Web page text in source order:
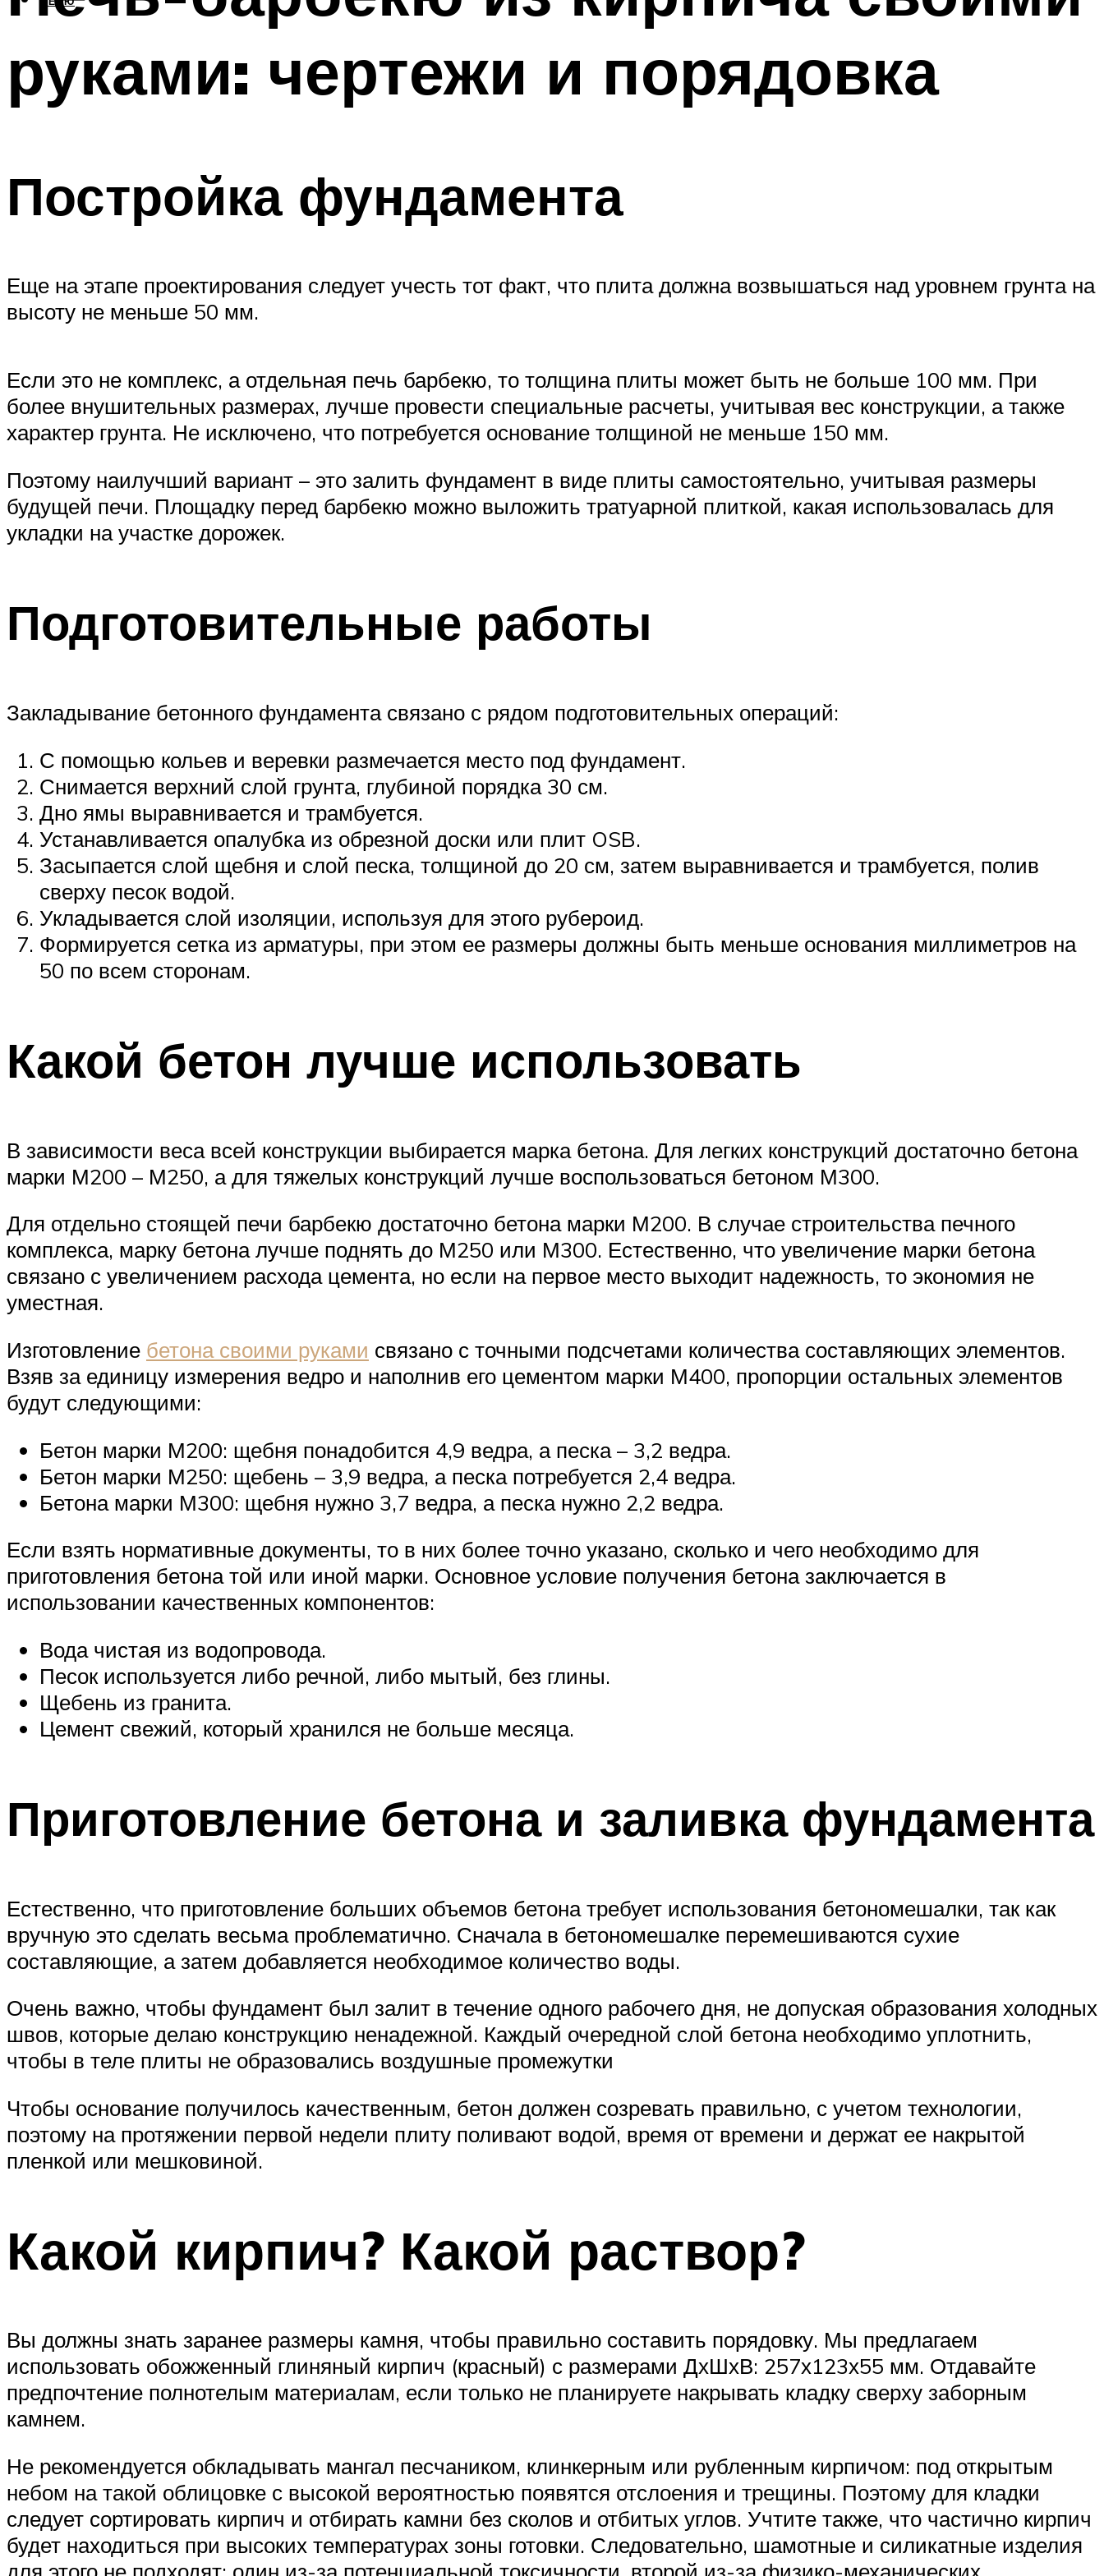
руками: чертежи и порядовка
Постройка фундамента
Еще на этапе проектирования следует учесть тот факт, что плита должна возвышаться над уровнем грунта на
высоту не меньше 50 мм.
Если это не комплекс, а отдельная печь барбекю, то толщина плиты может быть не больше 100 мм. При
более внушительных размерах, лучше провести специальные расчеты, учитывая вес конструкции, а также
характер грунта. Не исключено, что потребуется основание толщиной не меньше 150 мм.
Поэтому наилучший вариант – это залить фундамент в виде плиты самостоятельно, учитывая размеры
будущей печи. Площадку перед барбекю можно выложить тратуарной плиткой, какая использовалась для
укладки на участке дорожек.
Подготовительные работы
Закладывание бетонного фундамента связано с рядом подготовительных операций:
С помощью кольев и веревки размечается место под фундамент.
Снимается верхний слой грунта, глубиной порядка 30 см.
Дно ямы выравнивается и трамбуется.
Устанавливается опалубка из обрезной доски или плит OSB.
Засыпается слой щебня и слой песка, толщиной до 20 см, затем выравнивается и трамбуется, полив
сверху песок водой.
Укладывается слой изоляции, используя для этого рубероид.
Формируется сетка из арматуры, при этом ее размеры должны быть меньше основания миллиметров на
50 по всем сторонам.
Какой бетон лучше использовать
В зависимости веса всей конструкции выбирается марка бетона. Для легких конструкций достаточно бетона
марки М200 – М250, а для тяжелых конструкций лучше воспользоваться бетоном М300.
Для отдельно стоящей печи барбекю достаточно бетона марки М200. В случае строительства печного
комплекса, марку бетона лучше поднять до М250 или М300. Естественно, что увеличение марки бетона
связано с увеличением расхода цемента, но если на первое место выходит надежность, то экономия не
уместная.
Изготовление бетона своими руками связано с точными подсчетами количества составляющих элементов.
Взяв за единицу измерения ведро и наполнив его цементом марки М400, пропорции остальных элементов
будут следующими:
Бетон марки М200: щебня понадобится 4,9 ведра, а песка – 3,2 ведра.
Бетон марки М250: щебень – 3,9 ведра, а песка потребуется 2,4 ведра.
Бетона марки М300: щебня нужно 3,7 ведра, а песка нужно 2,2 ведра.
Если взять нормативные документы, то в них более точно указано, сколько и чего необходимо для
приготовления бетона той или иной марки. Основное условие получения бетона заключается в
использовании качественных компонентов:
Вода чистая из водопровода.
Песок используется либо речной, либо мытый, без глины.
Щебень из гранита.
Цемент свежий, который хранился не больше месяца.
Приготовление бетона и заливка фундамента
Естественно, что приготовление больших объемов бетона требует использования бетономешалки, так как
вручную это сделать весьма проблематично. Сначала в бетономешалке перемешиваются сухие
составляющие, а затем добавляется необходимое количество воды.
Очень важно, чтобы фундамент был залит в течение одного рабочего дня, не допуская образования холодных
швов, которые делаю конструкцию ненадежной. Каждый очередной слой бетона необходимо уплотнить,
чтобы в теле плиты не образовались воздушные промежутки
Чтобы основание получилось качественным, бетон должен созревать правильно, с учетом технологии,
поэтому на протяжении первой недели плиту поливают водой, время от времени и держат ее накрытой
пленкой или мешковиной.
Какой кирпич? Какой раствор?
Вы должны знать заранее размеры камня, чтобы правильно составить порядовку. Мы предлагаем
использовать обожженный глиняный кирпич (красный) с размерами ДхШхВ: 257х123х55 мм. Отдавайте
предпочтение полнотелым материалам, если только не планируете накрывать кладку сверху заборным
камнем.
Не рекомендуется обкладывать мангал песчаником, клинкерным или рубленным кирпичом: под открытым
небом на такой облицовке с высокой вероятностью появятся отслоения и трещины. Поэтому для кладки
следует сортировать кирпич и отбирать камни без сколов и отбитых углов. Учтите также, что частично кирпич
будет находиться при высоких температурах зоны готовки. Следовательно, шамотные и силикатные изделия